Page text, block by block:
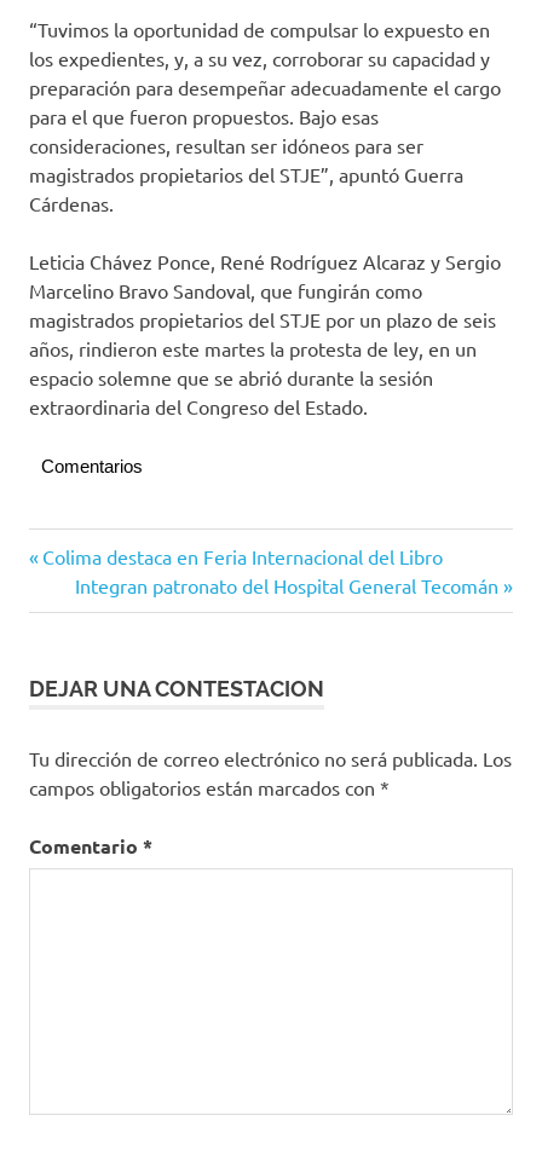
“Tuvimos la oportunidad de compulsar lo expuesto en
los expedientes, y, a su vez, corroborar su capacidad y
preparación para desempeñar adecuadamente el cargo
para el que fueron propuestos. Bajo esas
consideraciones, resultan ser idóneos para ser
magistrados propietarios del STJE”, apuntó Guerra
Cárdenas.
Leticia Chávez Ponce, René Rodríguez Alcaraz y Sergio
Marcelino Bravo Sandoval, que fungirán como
magistrados propietarios del STJE por un plazo de seis
años, rindieron este martes la protesta de ley, en un
espacio solemne que se abrió durante la sesión
extraordinaria del Congreso del Estado.
Comentarios
Navegación
de
Entrada
anterior:
Colima destaca en Feria Internacional del Libro
Siguiente
entrada:
Integran patronato del Hospital General Tecomán
DEJAR UNA CONTESTACION
Tu dirección de correo electrónico no será publicada. Los
campos obligatorios están marcados con *
Comentario *